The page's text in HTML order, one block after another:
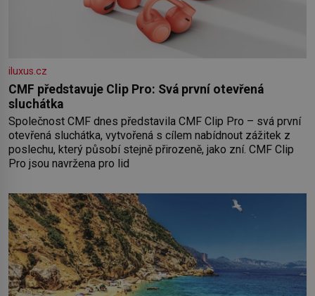
iluxus.cz
CMF představuje Clip Pro: Svá první otevřená
sluchátka
Společnost CMF dnes představila CMF Clip Pro – svá první
otevřená sluchátka, vytvořená s cílem nabídnout zážitek z
poslechu, který působí stejně přirozeně, jako zní. CMF Clip
Pro jsou navržena pro lid